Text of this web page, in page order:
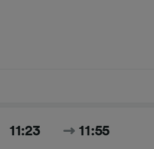
11:23 11:55